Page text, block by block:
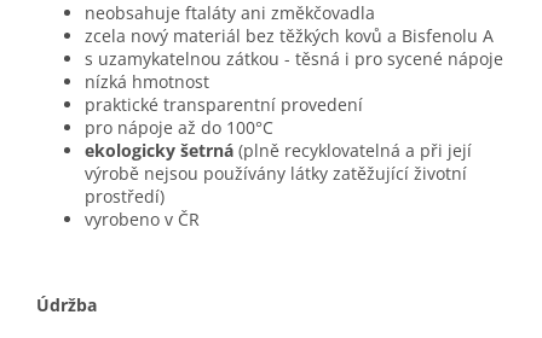
neobsahuje ftaláty ani změkčovadla
zcela nový materiál bez těžkých kovů a Bisfenolu A
s uzamykatelnou zátkou - těsná i pro sycené nápoje
nízká hmotnost
praktické transparentní provedení
pro nápoje až do 100°C
ekologicky šetrná (plně recyklovatelná a při její
výrobě nejsou používány látky zatěžující životní
prostředí)
vyrobeno v ČR
Údržba